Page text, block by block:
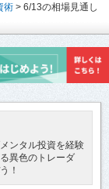
術 > 6/13の相場見通し
ンタル投資を経験
異色のトレーダ
！